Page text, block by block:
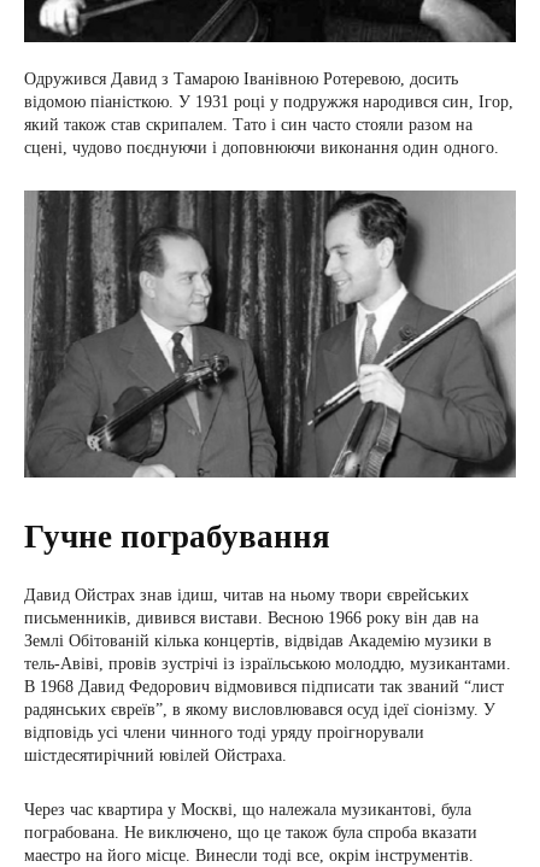
Одружився Давид з Тамарою Іванівною Ротеревою, досить
відомою піаністкою. У 1931 році у подружжя народився син, Ігор,
який також став скрипалем. Тато і син часто стояли разом на
сцені, чудово поєднуючи і доповнюючи виконання один одного.
Гучне пограбування
Давид Ойстрах знав ідиш, читав на ньому твори єврейських
письменників, дивився вистави. Весною 1966 року він дав на
Землі Обітованій кілька концертів, відвідав Академію музики в
тель-Авіві, провів зустрічі із ізраїльською молоддю, музикантами.
В 1968 Давид Федорович відмовився підписати так званий “лист
радянських євреїв”, в якому висловлювався осуд ідеї сіонізму. У
відповідь усі члени чинного тоді уряду проігнорували
шістдесятирічний ювілей Ойстраха.
Через час квартира у Москві, що належала музикантові, була
пограбована. Не виключено, що це також була спроба вказати
маестро на його місце. Винесли тоді все, окрім інструментів.